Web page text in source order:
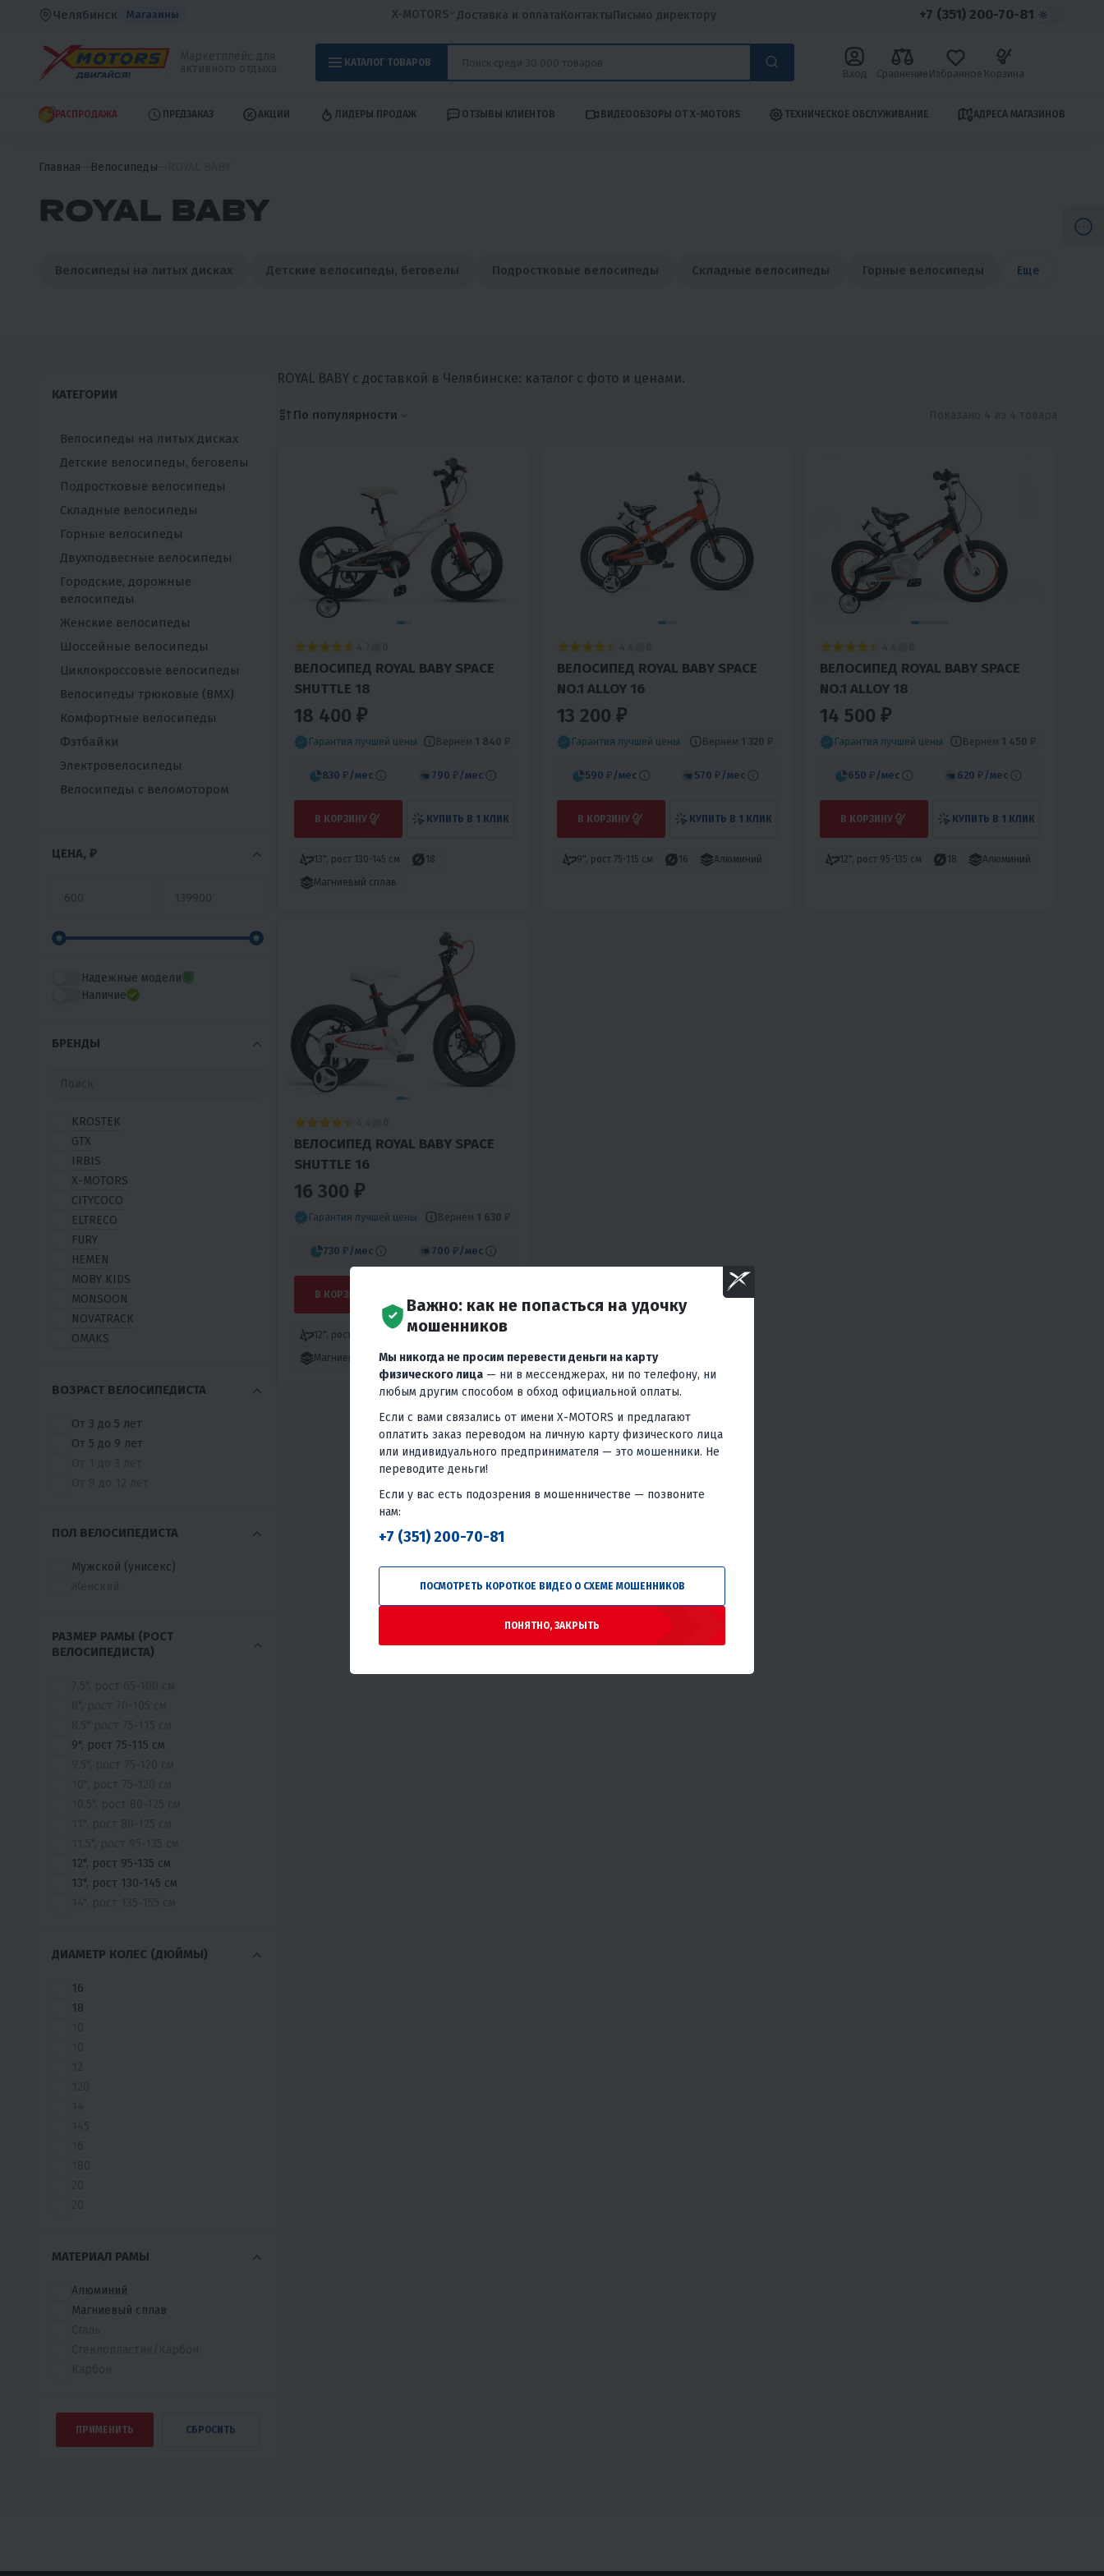
Челябинск Магазины X-MOTORS Доставка и оплатаКонтактыПисьмо директору +7 (351) 200-70-81
КАТАЛОГ ТОВАРОВ
Вход Сравнение Избранное Корзина
РАСПРОДАЖА ПРЕДЗАКАЗ АКЦИИ ЛИДЕРЫ ПРОДАЖ ОТЗЫВЫ КЛИЕНТОВ ВИДЕООБЗОРЫ ОТ X-MOTORS ТЕХНИЧЕСКОЕ ОБСЛУЖИВАНИЕ АДРЕСА МАГАЗИНОВ
Главная Велосипеды
ROYAL BABY
Велосипеды на литых дисках Детские велосипеды, беговелы Подростковые велосипеды Складные велосипеды Горные велосипеды Еще
КАТЕГОРИИ
Велосипеды на литых дисках
Детские велосипеды, беговелы
Подростковые велосипеды
Складные велосипеды
Горные велосипеды
Двухподвесные велосипеды
Городские, дорожные
велосипеды
Женские велосипеды
Шоссейные велосипеды
Циклокроссовые велосипеды
Велосипеды трюковые (BMX)
Комфортные велосипеды
Фэтбайки
Электровелосипеды
Велосипеды с веломотором
ЦЕНА, ₽
Надежные модели
Наличие
БРЕНДЫ
KROSTEK
GTX
IRBIS
X-MOTORS
CITYCOCO
ELTRECO
FURY
HEMEN
MOBY KIDS
MONSOON
NOVATRACK
OMAKS
ROYAL BABY
S2
STARK
ВОЗРАСТ ВЕЛОСИПЕДИСТА
От 3 до 5 лет
От 5 до 9 лет
ПОЛ ВЕЛОСИПЕДИСТА
Мужской (унисекс)
РАЗМЕР РАМЫ (РОСТ
ВЕЛОСИПЕДИСТА)
9", рост 75-115 см
12", рост 95-135 см
13", рост 130-145 см
17", рост 156-170 см
17,5", рост 161-171 см
18", рост 167-178 см
ДИАМЕТР КОЛЕС (ДЮЙМЫ)
16
18
24
26
26
МАТЕРИАЛ РАМЫ
Алюминий
Магниевый сплав
ROYAL BABY с доставкой в Челябинске: каталог с фото и ценами.
По популярности
ВЕЛОСИПЕД ROYAL BABY SPACE
SHUTTLE 18
18 400 ₽
Гарантия лучшей цены Вернём 1 840 ₽
830 ₽ /мес 790 ₽ /мес
В КОРЗИНУ КУПИТЬ В 1 КЛИК
13", рост 130-145 см
18
Магниевый сплав
ВЕЛОСИПЕД ROYAL BABY SPACE
NO.1 ALLOY 16
13 200 ₽
Гарантия лучшей цены Вернём 1 320 ₽
590 ₽ /мес 570 ₽ /мес
В КОРЗИНУ КУПИТЬ В 1 КЛИК
9", рост 75-115 см 16 Алюминий
ВЕЛОСИПЕД ROYAL BABY SPACE
NO.1 ALLOY 18
14 500 ₽
Гарантия лучшей цены Вернём 1 450 ₽
650 ₽ /мес 620 ₽ /мес
В КОРЗИНУ КУПИТЬ В 1 КЛИК
12", рост 95-135 см 18 Алюминий
ВЕЛОСИПЕД ROYAL BABY SPACE
SHUTTLE 16
16 300 ₽
Гарантия лучшей цены Вернём 1 630 ₽
730 ₽ /мес 700 ₽ /мес
В КОРЗИНУ
12", рост 95-135 см
16
Магниевый сплав
Важно: как не попасться на удочку
мошенников
Мы никогда не просим перевести деньги на карту
физического лица — ни в мессенджерах, ни по телефону, ни
любым другим способом в обход официальной оплаты.
Если с вами связались от имени X-MOTORS и предлагают
оплатить заказ переводом на личную карту физического лица
или индивидуального предпринимателя — это мошенники. Не
переводите деньги!
Если у вас есть подозрения в мошенничестве — позвоните
нам:
+7 (351) 200-70-81
ПОСМОТРЕТЬ КОРОТКОЕ ВИДЕО О СХЕМЕ МОШЕННИКОВ
ПОНЯТНО, ЗАКРЫТЬ